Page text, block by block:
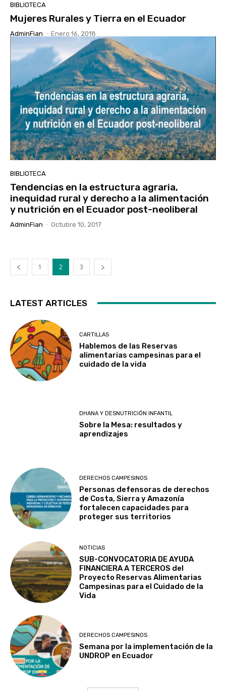
BIBLIOTECA
Mujeres Rurales y Tierra en el Ecuador
AdminFian - Enero 16, 2018
BIBLIOTECA
Tendencias en la estructura agraria,
inequidad rural y derecho a la alimentación
y nutrición en el Ecuador post-neoliberal
AdminFian - Octubre 10, 2017
1 2 3
LATEST ARTICLES
CARTILLAS
Hablemos de las Reservas
alimentarias campesinas para el
cuidado de la vida
DHANA Y DESNUTRICIÓN INFANTIL
Sobre la Mesa: resultados y
aprendizajes
DERECHOS CAMPESINOS
Personas defensoras de derechos
de Costa, Sierra y Amazonía
fortalecen capacidades para
proteger sus territorios
NOTICIAS
SUB-CONVOCATORIA DE AYUDA
FINANCIERA A TERCEROS del
Proyecto Reservas Alimentarias
Campesinas para el Cuidado de la
Vida
DERECHOS CAMPESINOS
Semana por la implementación de la
UNDROP en Ecuador